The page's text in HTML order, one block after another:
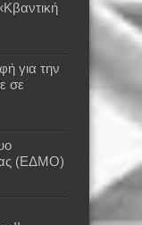
για την
σε
(ΕΔΜΟ)